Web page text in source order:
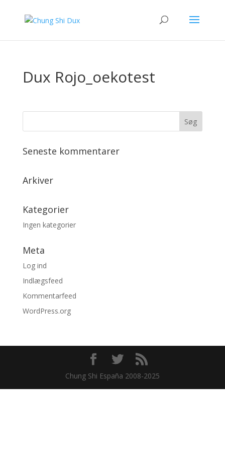
Dux Rojo_oekotest
Seneste kommentarer
Arkiver
Kategorier
Ingen kategorier
Meta
Log ind
Indlægsfeed
Kommentarfeed
WordPress.org
Chung Shi España 2008-2025